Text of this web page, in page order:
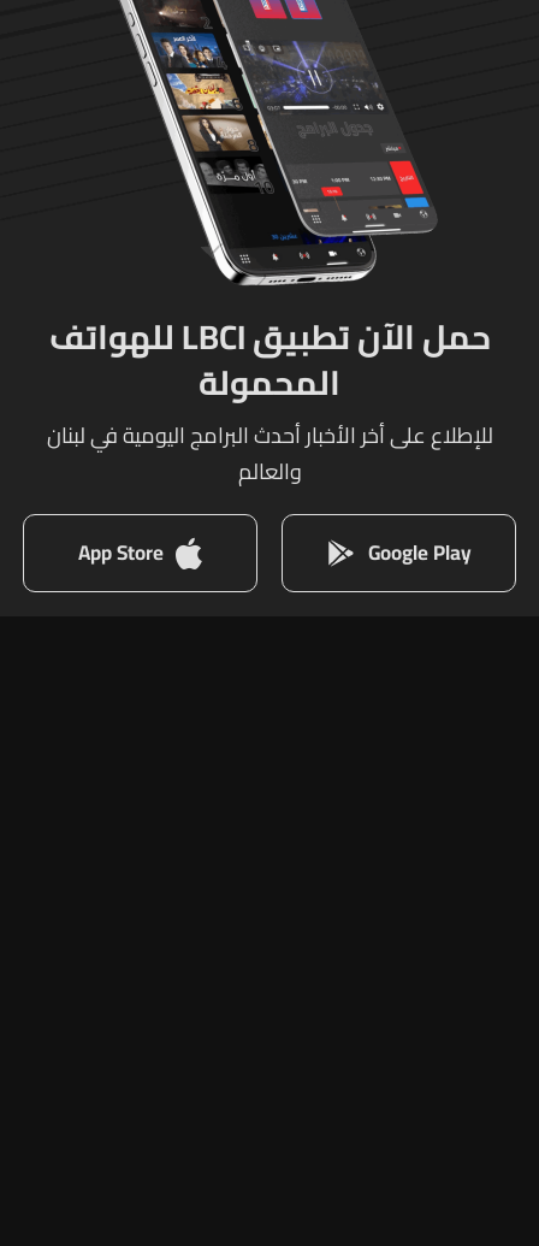
حمل الآن تطبيق LBCI للهواتف
المحمولة
للإطلاع على أخر الأخبار أحدث البرامج اليومية في لبنان
والعالم
Google Play
App Store